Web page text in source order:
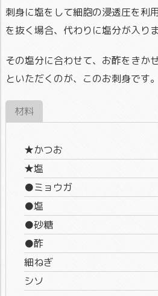
刺身に塩をして細胞の浸透圧を利
を抜く場合、代わりに塩分が入りま
その塩分に合わせて、お酢をきか
といただくのが、このお刺身です。
材料
★かつお
★塩
●ミョウガ
●塩
●砂糖
●酢
細ねぎ
シソ